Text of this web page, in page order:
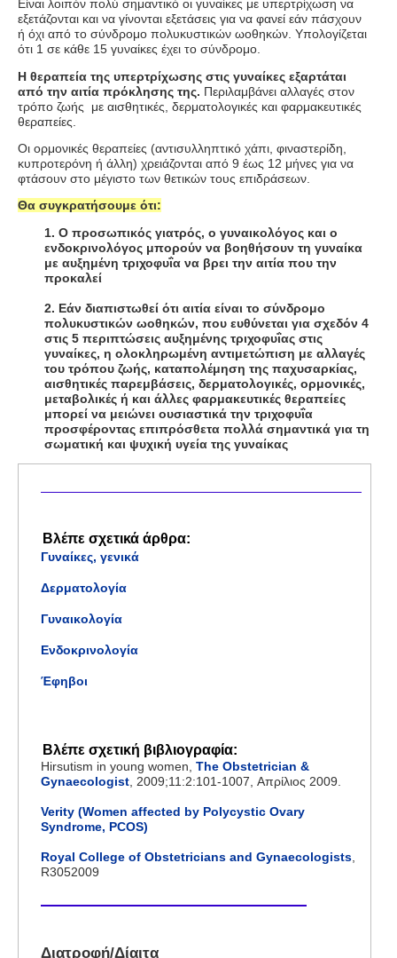
Είναι λοιπόν πολύ σημαντικό οι γυναίκες με υπερτρίχωση να
εξετάζονται και να γίνονται εξετάσεις για να φανεί εάν πάσχουν
ή όχι από το σύνδρομο πολυκυστικών ωοθηκών. Υπολογίζεται
ότι 1 σε κάθε 15 γυναίκες έχει το σύνδρομο.
Η θεραπεία της υπερτρίχωσης στις γυναίκες εξαρτάται
από την αιτία πρόκλησης της. Περιλαμβάνει αλλαγές στον
τρόπο ζωής με αισθητικές, δερματολογικές και φαρμακευτικές
θεραπείες.
Οι ορμονικές θεραπείες (αντισυλληπτικό χάπι, φιναστερίδη,
κυπροτερόνη ή άλλη) χρειάζονται από 9 έως 12 μήνες για να
φτάσουν στο μέγιστο των θετικών τους επιδράσεων.
Θα συγκρατήσουμε ότι:
1. Ο προσωπικός γιατρός, ο γυναικολόγος και ο
ενδοκρινολόγος μπορούν να βοηθήσουν τη γυναίκα
με αυξημένη τριχοφυΐα να βρει την αιτία που την
προκαλεί
2. Εάν διαπιστωθεί ότι αιτία είναι το σύνδρομο
πολυκυστικών ωοθηκών, που ευθύνεται για σχεδόν 4
στις 5 περιπτώσεις αυξημένης τριχοφυΐας στις
γυναίκες, η ολοκληρωμένη αντιμετώπιση με αλλαγές
του τρόπου ζωής, καταπολέμηση της παχυσαρκίας,
αισθητικές παρεμβάσεις, δερματολογικές, ορμονικές,
μεταβολικές ή και άλλες φαρμακευτικές θεραπείες
μπορεί να μειώνει ουσιαστικά την τριχοφυΐα
προσφέροντας επιπρόσθετα πολλά σημαντικά για τη
σωματική και ψυχική υγεία της γυναίκας
Βλέπε σχετικά άρθρα:
Γυναίκες, γενικά
Δερματολογία
Γυναικολογία
Ενδοκρινολογία
Έφηβοι
Βλέπε σχετική βιβλιογραφία:
Hirsutism in young women, The Obstetrician &
Gynaecologist , 2009;11:2:101-1007, Απρίλιος 2009.
Verity (Women affected by Polycystic Ovary
Syndrome, PCOS)
Royal College of Obstetricians and Gynaecologists
R3052009
Διατροφή/Δίαιτα